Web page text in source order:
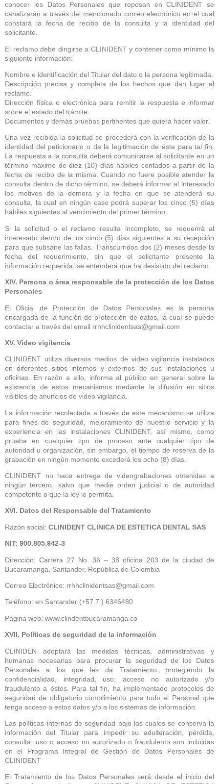
conocer los Datos Personales que reposan en CLINIDENT se
canalizarán a través del mencionado correo electrónico en el cual
constará la fecha de recibo de la consulta y la identidad del
solicitante.
El reclamo debe dirigirse a CLINIDENT y contener como mínimo la
siguiente información:
Nombre e identificación del Titular del dato o la persona legitimada.
Descripción precisa y completa de los hechos que dan lugar al
reclamo.
Dirección física o electrónica para remitir la respuesta e informar
sobre el estado del trámite.
Documentos y demás pruebas pertinentes que quiera hacer valer.
Una vez recibida la solicitud se procederá con la verificación de la
identidad del peticionario o de la legitimación de éste para tal fin.
La respuesta a la consulta deberá comunicarse al solicitante en un
término máximo de diez (10) días hábiles contados a partir de la
fecha de recibo de la misma. Cuando no fuere posible atender la
consulta dentro de dicho término, se deberá informar al interesado
los motivos de la demora y la fecha en que se atenderá su
consulta, la cual en ningún caso podrá superar los cinco (5) días
hábiles siguientes al vencimiento del primer término.
Si la solicitud o el reclamo resulta incompleto, se requerirá al
interesado dentro de los cinco (5) días siguientes a su recepción
para que subsane las fallas. Transcurridos dos (2) meses desde la
fecha del requerimiento, sin que el solicitante presente la
información requerida, se entenderá que ha desistido del reclamo.
XIV. Persona o área responsable de la protección de los Datos
Personales
El Oficial de Protección de Datos Personales es la persona
encargada de la función de protección de datos, la cual se puede
contactar a través del email rrhhclinidentsas@gmail.com
XV. Video vigilancia
CLINIDENT utiliza diversos medios de video vigilancia instalados
en diferentes sitios internos y externos de sus instalaciones u
oficinas. En razón a ello, informa al público en general sobre la
existencia de estos mecanismos mediante la difusión en sitios
visibles de anuncios de video vigilancia.
La información recolectada a través de este mecanismo se utiliza
para fines de seguridad, mejoramiento de nuestro servicio y la
experiencia en las instalaciones CLINIDENT, así mismo, como
prueba en cualquier tipo de proceso ante cualquier tipo de
autoridad u organización, sin embargo, el tiempo de reserva de la
grabación en ningún momento excederá los ocho (8) días.
CLINIDENT no hace entrega de videograbaciones obtenidas a
ningún tercero, salvo que medie orden judicial o de autoridad
competente o que la ley lo permita.
XVI. Datos del Responsable del Tratamiento
Razón social: CLINIDENT CLINICA DE ESTETICA DENTAL SAS
NIT: 900.805.942-3
Dirección: Carrera 27 No. 36 – 38 oficina 203 de la ciudad de
Bucaramanga, Santander, República de Colombia
Correo Electrónico: rrhhclinidentsas@gmail.com
Teléfono: en Santander (+57 7 ) 6346480
Página web: www.clindentbucaramanga.co
XVII. Políticas de seguridad de la información
CLINIDEN adoptará las medidas técnicas, administrativas y
humanas necesarias para procurar la seguridad de los Datos
Personales a los que les da Tratamiento, protegiendo la
confidencialidad, integridad, uso, acceso no autorizado y/o
fraudulento a éstos. Para tal fin, ha implementado protocolos de
seguridad de obligatorio cumplimiento para todo el Personal que
tenga acceso a estos datos y/o a los sistemas de información.
Las políticas internas de seguridad bajo las cuales se conserva la
información del Titular para impedir su adulteración, pérdida,
consulta, uso o acceso no autorizado o fraudulento son incluidas
en el Programa Integral de Gestión de Datos Personales de
CLINIDENT
El Tratamiento de los Datos Personales será desde el inicio del